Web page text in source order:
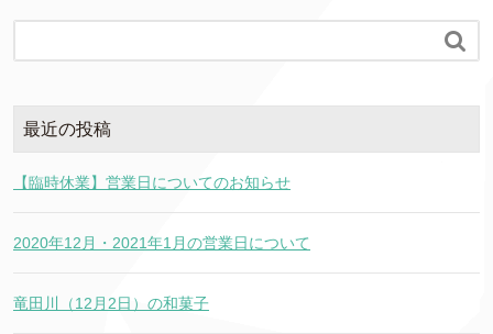

最近の投稿
【臨時休業】営業日についてのお知らせ
2020年12月・2021年1月の営業日について
竜田川（12月2日）の和菓子